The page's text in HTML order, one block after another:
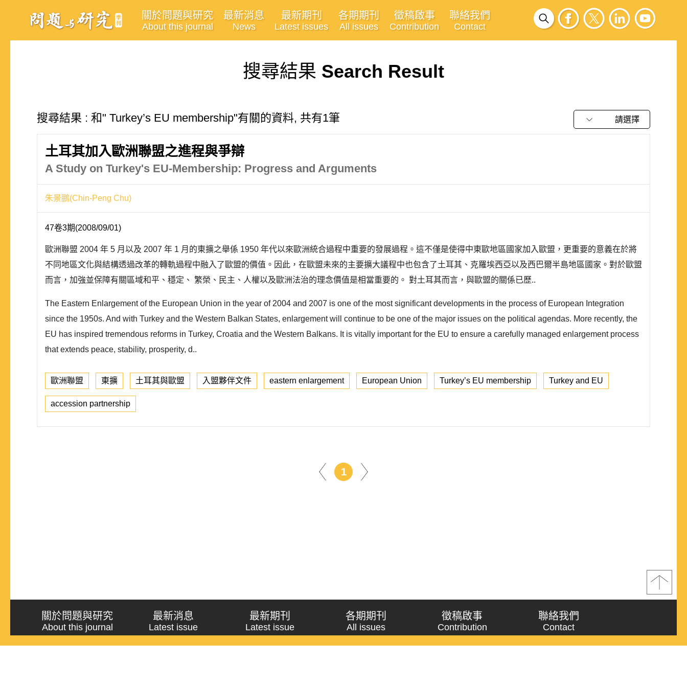
關於問題與研究
About this journal
最新消息
News
最新期刊
Latest issues
各期期刊
All issues
徵稿啟事
Contribution
聯絡我們
Contact
搜尋結果 Search Result
搜尋結果 : 和" Turkey’s EU membership"有關的資料, 共有1筆 請選擇
土耳其加入歐洲聯盟之進程與爭辯
A Study on Turkey's EU-Membership: Progress and Arguments
朱景鵬(Chin-Peng Chu)
47卷3期(2008/09/01)
歐洲聯盟 2004 年 5 月以及 2007 年 1 月的東擴之舉係 1950 年代以來歐洲統合過程中重要的發展過程。這不僅是使得中東歐地區國家加入歐盟，更重要的意義在於將
不同地區文化與結構透過改革的轉軌過程中融入了歐盟的價值。因此，在歐盟未來的主要擴大議程中也包含了土耳其、克羅埃西亞以及西巴爾半島地區國家。對於歐盟
而言，加強並保障有關區域和平、穩定、 繁榮、民主、人權以及歐洲法治的理念價值是相當重要的。 對土耳其而言，與歐盟的關係已歷..
The Eastern Enlargement of the European Union in the year of 2004 and 2007 is one of the most significant developments in the process of European Integration
since the 1950s. And with Turkey and the Western Balkan States, enlargement will continue to be one of the major issues on the political agendas. More recently, the
EU has inspired tremendous reforms in Turkey, Croatia and the Western Balkans. It is vitally important for the EU to ensure a carefully managed enlargement process
that extends peace, stability, prosperity, d..
歐洲聯盟 東擴 土耳其與歐盟 入盟夥伴文件 eastern enlargement European Union Turkey’s EU membership Turkey and EU
accession partnership
1
關於問題與研究
About this journal
最新消息
Latest issue
最新期刊
Latest issue
各期期刊
All issues
徵稿啟事
Contribution
聯絡我們
Contact